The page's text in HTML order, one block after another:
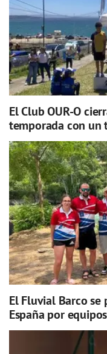
El Club OUR-O
temporada con
El Fluvial Barco se
España por